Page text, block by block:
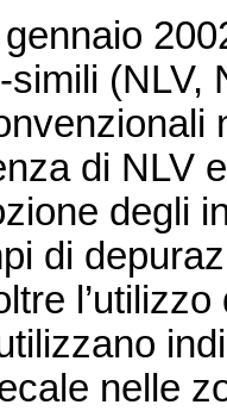
(NLV,
di NLV
degli
di
nelle